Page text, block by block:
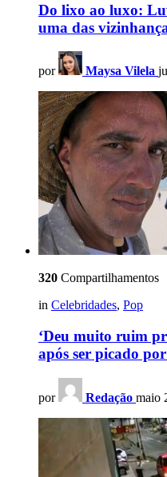
Do lixo ao luxo:
uma das
por Maysa Vilela
320 Compartilhamentos
in Celebridades, Pop
‘Deu muito ruim
após ser picado
por Redação maio